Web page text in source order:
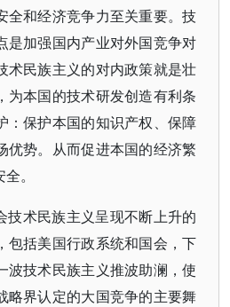
全和经济竞争力至关重要。技
是加强国内产业对外国竞争对
术民族主义的对内政策就是壮
为本国的技术研发创造有利条
：保护本国的知识产权、保障
优势。从而促进本国的经济繁
。
技术民族主义呈现不断上升的
包括美国行政系统和国会，下
波技术民族主义推波助澜，使
略界认定的大国竞争的主要舞